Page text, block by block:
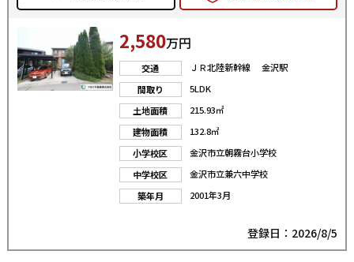
2,580万円
交通
ＪＲ北陸新幹線 金沢駅
間取り
5LDK
土地面積
215.93㎡
建物面積
132.8㎡
小学校区
金沢市立朝霧台小学校
中学校区
金沢市立兼六中学校
築年月
2001年3月
登録日：2026/8/5